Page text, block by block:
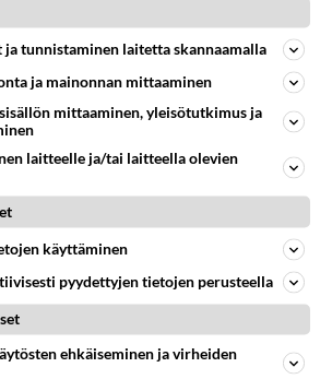
voi kiistellä.
Kommentoi
aloitusta...
0sääntöjenvastaista viestiä.
Takaisin ylös
tunnistaminen laitetta skannaamalla
ja mainonnan mittaaminen
mittaaminen, yleisötutkimus ja
laitteelle ja/tai laitteella olevien
käyttäminen
pyydettyjen tietojen perusteella
ehkäiseminen ja virheiden